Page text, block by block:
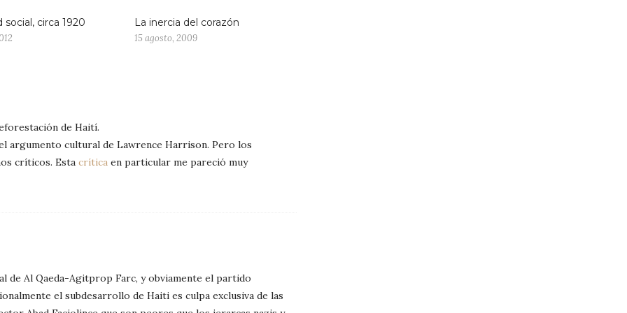
social, circa 1920 La inercia del corazón
15 agosto, 2009
de Haití.
argumento cultural de Lawrence Harrison. Pero los
críticos. Esta crítica en particular me pareció muy
de Al Qaeda-Agitprop Farc, y obviamente el partido
el subdesarrollo de Haiti es culpa exclusiva de las